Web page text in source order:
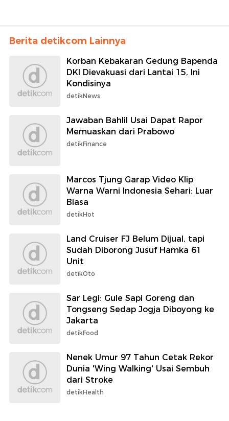
Berita detikcom Lainnya
Korban Kebakaran Gedung Bapenda
DKI Dievakuasi dari Lantai 15, Ini
Kondisinya
detikNews
Jawaban Bahlil Usai Dapat Rapor
Memuaskan dari Prabowo
detikFinance
Marcos Tjung Garap Video Klip
Warna Warni Indonesia Sehari: Luar
Biasa
detikHot
Land Cruiser FJ Belum Dijual, tapi
Sudah Diborong Jusuf Hamka 61
Unit
detikOto
Sar Legi: Gule Sapi Goreng dan
Tongseng Sedap Jogja Diboyong ke
Jakarta
detikFood
Nenek Umur 97 Tahun Cetak Rekor
Dunia 'Wing Walking' Usai Sembuh
dari Stroke
detikHealth